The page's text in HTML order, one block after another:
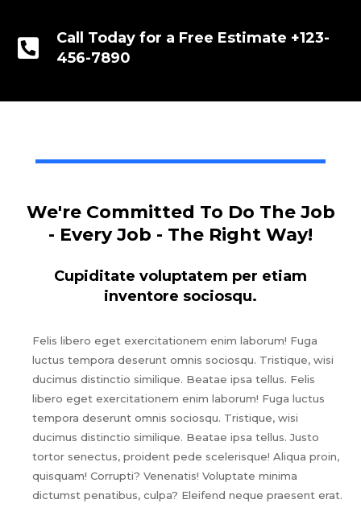
Call Today for a Free Estimate +123-
456-7890
We're Committed To Do The Job
- Every Job - The Right Way!
Cupiditate voluptatem per etiam
inventore sociosqu.
Felis libero eget exercitationem enim laborum! Fuga
luctus tempora deserunt omnis sociosqu. Tristique, wisi
ducimus distinctio similique. Beatae ipsa tellus. Felis
libero eget exercitationem enim laborum! Fuga luctus
tempora deserunt omnis sociosqu. Tristique, wisi
ducimus distinctio similique. Beatae ipsa tellus. Justo
tortor senectus, proident pede scelerisque! Aliqua proin,
quisquam! Corrupti? Venenatis! Voluptate minima
dictumst penatibus, culpa? Eleifend neque praesent erat.